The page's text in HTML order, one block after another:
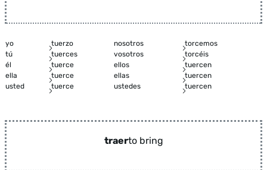
yo tuerzo nosotros
torcemos
tú
tuerces vosotros
torcéis
él
tuerce ellos
tuercen
ella
tuerce ellas
tuercen
usted
tuerce ustedes tuercen
traerto bring